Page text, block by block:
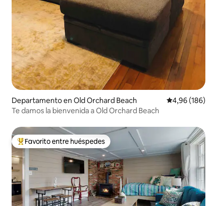
Departamento en Old Orchard Beach Calificación
4,96 (186)
Te damos la bienvenida a Old Orchard Beach
Favorito entre los huéspedes más destacados
Favorito entre huéspedes